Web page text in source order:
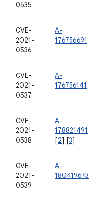
0535
CVE-
2021-
0536
A-
176756691
CVE-
2021-
0537
A-
176756141
CVE-
2021-
0538
A-
178821491
[2] [3]
CVE-
2021-
0539
A-
180419673